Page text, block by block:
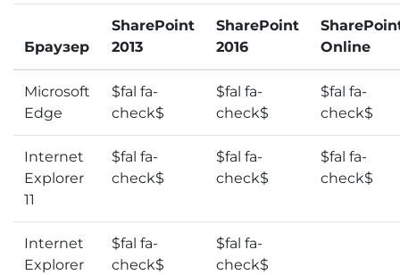
Браузер
SharePoint
2013
SharePoint
2016
Online
Microsoft
Edge
$fal fa-
check$
$fal fa-
check$
$fal fa-
check$
Internet
Explorer
11
$fal fa-
check$
$fal fa-
check$
$fal fa-
check$
Internet
Explorer
$fal fa-
check$
$fal fa-
check$